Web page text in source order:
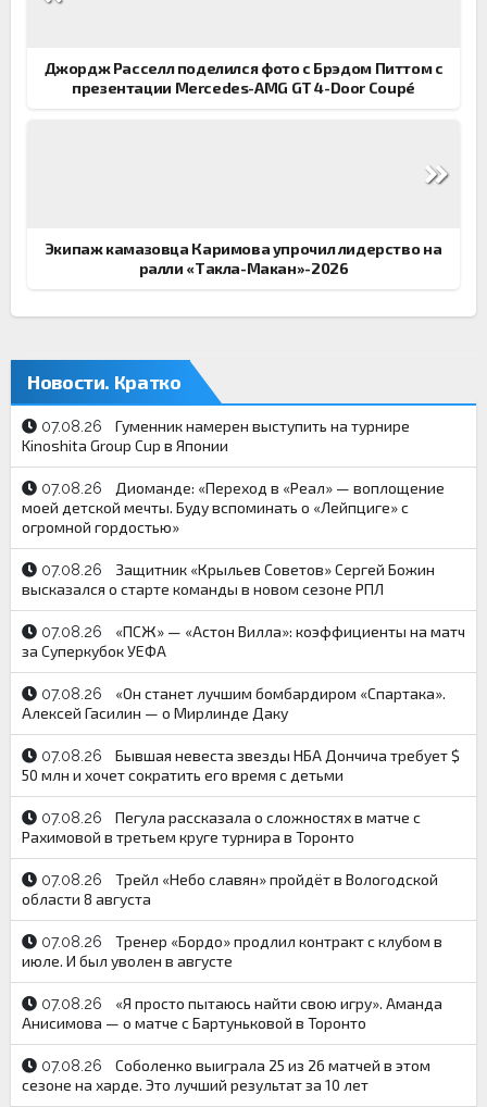
Джордж Расселл поделился фото с Брэдом Питтом с
презентации Mercedes-AMG GT 4-Door Coupé
Экипаж камазовца Каримова упрочил лидерство на
ралли «Такла-Макан»-2026
Новости. Кратко
07.08.26
Гуменник намерен выступить на турнире
Kinoshita Group Cup в Японии
07.08.26
Диоманде: «Переход в «Реал» — воплощение
моей детской мечты. Буду вспоминать о «Лейпциге» с
огромной гордостью»
07.08.26
Защитник «Крыльев Советов» Сергей Божин
высказался о старте команды в новом сезоне РПЛ
07.08.26
«ПСЖ» — «Астон Вилла»: коэффициенты на матч
за Суперкубок УЕФА
07.08.26
«Он станет лучшим бомбардиром «Спартака».
Алексей Гасилин — о Мирлинде Даку
07.08.26
Бывшая невеста звезды НБА Дончича требует $
50 млн и хочет сократить его время с детьми
07.08.26
Пегула рассказала о сложностях в матче с
Рахимовой в третьем круге турнира в Торонто
07.08.26
Трейл «Небо славян» пройдёт в Вологодской
области 8 августа
07.08.26
Тренер «Бордо» продлил контракт с клубом в
июле. И был уволен в августе
07.08.26
«Я просто пытаюсь найти свою игру». Аманда
Анисимова — о матче с Бартуньковой в Торонто
07.08.26
Соболенко выиграла 25 из 26 матчей в этом
сезоне на харде. Это лучший результат за 10 лет